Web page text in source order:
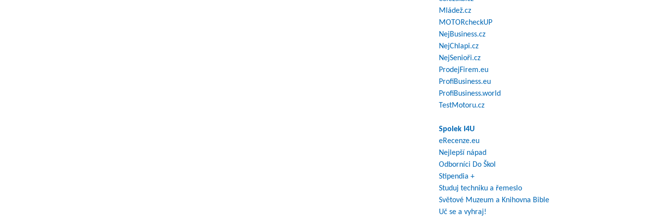
Mládež.cz
MOTORcheckUP
NejBusiness.cz
NejChlapi.cz
NejSenioři.cz
ProdejFirem.eu
ProfiBusiness.eu
ProfiBusiness.world
TestMotoru.cz
Spolek I4U
eRecenze.eu
Nejlepší nápad
Odborníci Do Škol
Stipendia +
Studuj techniku a řemeslo
Světové Muzeum a Knihovna Bible
Uč se a vyhraj!